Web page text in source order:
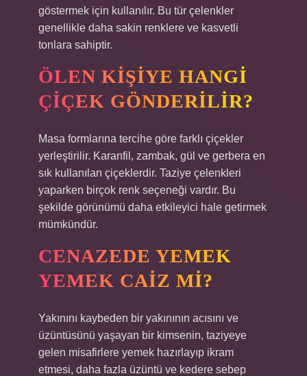
göstermek için kullanılır. Bu tür çelenkler
genellikle daha sakin renklere ve kasvetli
tonlara sahiptir.
ÖLEN KIŞIYE HANGI
ÇIÇEK GÖNDERILIR?
Masa formlarına tercihe göre farklı çiçekler
yerleştirilir. Karanfil, zambak, gül ve gerbera en
sık kullanılan çiçeklerdir. Taziye çelenkleri
yaparken birçok renk seçeneği vardır. Bu
şekilde görünümü daha etkileyici hale getirmek
mümkündür.
CENAZEDE YEMEK
YEMEK CAIZ MI?
Yakınını kaybeden bir yakınının acısını ve
üzüntüsünü yaşayan bir kimsenin, taziyeye
gelen misafirlere yemek hazırlayıp ikram
etmesi, daha fazla üzüntü ve kedere sebep